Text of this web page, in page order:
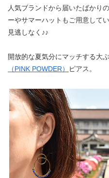
人気ブランドから届いたばかり
ーやサマーハットもご用意して
見逃しなく♪♪
開放的な夏気分にマッチする大
（PINK POWDER）
ピアス。